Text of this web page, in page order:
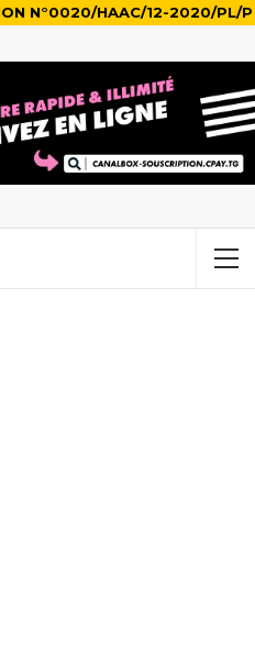
N°0020/HAAC/12-2020/PL/P